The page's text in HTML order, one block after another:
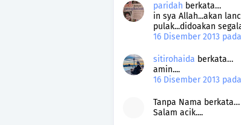
paridah berkata…
in sya Allah...akan
pulak...didoakan
16 Disember 2013 pada
sitirohaida berkata…
amin....
16 Disember 2013 pada
Tanpa Nama berkata…
Salam acik....